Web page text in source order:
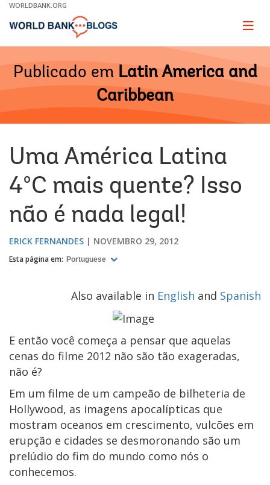
Skip
Main
WORLDBANK.ORG
Page
Publicado em Latin America and
Caribbean
Uma América Latina
4ºC mais quente? Isso
não é nada legal!
ERICK FERNANDES NOVEMBRO 29, 2012
Esta página em: Portuguese
Also available in English and Spanish
E então você começa a pensar que aquelas
cenas do filme 2012 não são tão exageradas,
não é?
Em um filme de um campeão de bilheteria de
Hollywood, as imagens apocalípticas que
mostram oceanos em crescimento, vulcões em
erupção e cidades se desmoronando são um
prelúdio do fim do mundo como nós o
conhecemos.